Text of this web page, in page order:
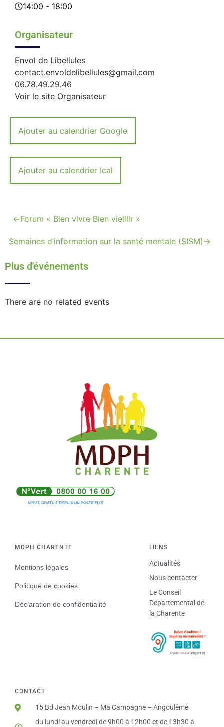
14:00 - 18:00
Organisateur
Envol de Libellules
contact.envoldelibellules@gmail.com
06.78.49.29.46
Voir le site Organisateur
Ajouter au calendrier Google
Ajouter au calendrier Ical
←Forum « Bien vivre Bien vieillir »
Semaines d’information sur la santé mentale (SISM) →
Plus d'événements
There are no related events
MDPH CHARENTE
Mentions légales
Politique de cookies
Déclaration de confidentialité
LIENS
Actualités
Nous contacter
Le Conseil
Départemental de
la Charente
CONTACT
15 Bd Jean Moulin – Ma Campagne – Angoulême
du lundi au vendredi de 9h00 à 12h00 et de 13h30 à